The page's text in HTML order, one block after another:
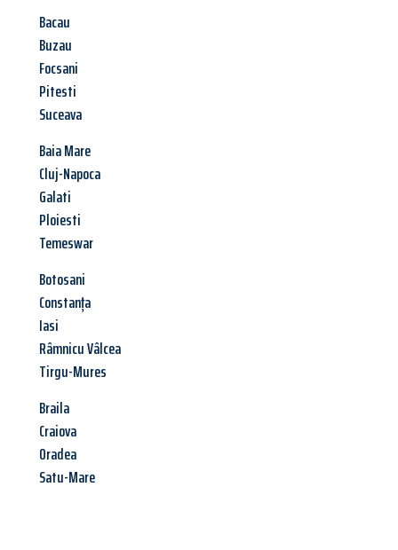
Bacau
Buzau
Focsani
Pitesti
Suceava
Baia Mare
Cluj-Napoca
Galati
Ploiesti
Temeswar
Botosani
Constanța
Iasi
Râmnicu Vâlcea
Tirgu-Mures
Braila
Craiova
Oradea
Satu-Mare